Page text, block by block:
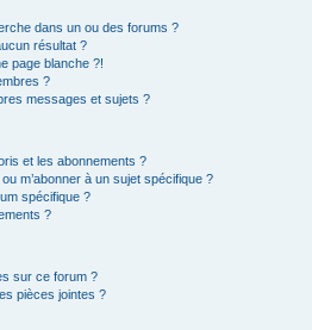
dans un ou des forums ?
résultat ?
page blanche ?!
?
messages et sujets ?
et les abonnements ?
m’abonner à un sujet spécifique ?
spécifique ?
?
sur ce forum ?
pièces jointes ?